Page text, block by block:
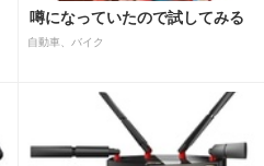
噂になっていたので試してみる
自動車、バイク